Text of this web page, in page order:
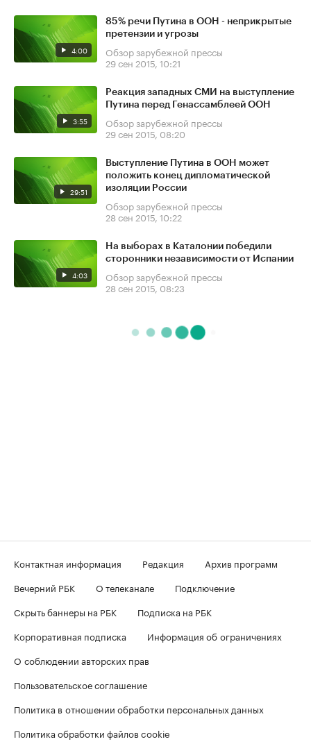
4:00
85% речи Путина в ООН - неприкрытые
претензии и угрозы
Обзор зарубежной прессы
29 сен 2015, 10:21
3:55
Реакция западных СМИ на выступление
Путина перед Генассамблеей ООН
Обзор зарубежной прессы
29 сен 2015, 08:20
29:51
Выступление Путина в ООН может
положить конец дипломатической
изоляции России
Обзор зарубежной прессы
28 сен 2015, 10:22
4:03
На выборах в Каталонии победили
сторонники независимости от Испании
Обзор зарубежной прессы
28 сен 2015, 08:23
Контактная информация Редакция
Архив программ
Вечерний РБК
О телеканале
Подключение
Скрыть баннеры на РБК
Подписка на РБК
Корпоративная подписка
Информация об ограничениях
О соблюдении авторских прав
Пользовательское соглашение
Политика в отношении обработки персональных данных
Политика обработки файлов cookie